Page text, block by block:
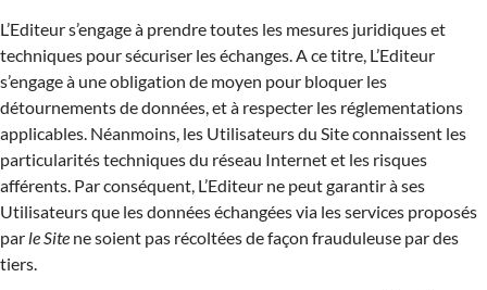
L’Editeur s’engage à prendre toutes les mesures juridiques et
techniques pour sécuriser les échanges. A ce titre, L’Editeur
s’engage à une obligation de moyen pour bloquer les
détournements de données, et à respecter les réglementations
applicables. Néanmoins, les Utilisateurs du Site connaissent les
particularités techniques du réseau Internet et les risques
afférents. Par conséquent, L’Editeur ne peut garantir à ses
Utilisateurs que les données échangées via les services proposés
par le Site ne soient pas récoltées de façon frauduleuse par des
tiers.